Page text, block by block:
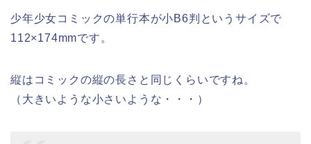
少年少女コミックの単行本が小B6判というサイズで
112×174mmです。
縦はコミックの縦の長さと同じくらいですね。
（大きいような小さいような・・・）